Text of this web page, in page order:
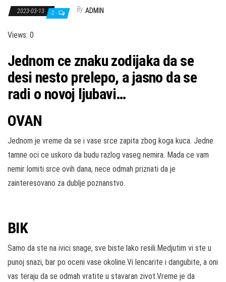
2023-03-13 0 By ADMIN
Views: 0
Jednom ce znaku zodijaka da se
desi nesto prelepo, a jasno da se
radi o novoj ljubavi…
OVAN
Jednom je vreme da se i vase srce zapita zbog koga kuca. Jedne
tamne oci ce uskoro da budu razlog vaseg nemira. Mada ce vam
nemir lomiti srce ovih dana, nece odmah priznati da je
zainteresovano za dublje poznanstvo.
BIK
Samo da ste na ivici snage, sve biste lako resili.Medjutim vi ste u
punoj snazi, bar po oceni vase okoline.Vi lencarite i dangubite, a oni
vas teraju da se odmah vratite u stavaran zivot.Vreme je da